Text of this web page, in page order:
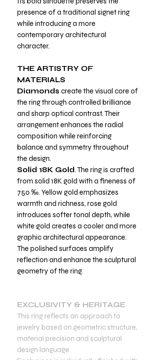
presence of a traditional signet ring
while introducing a more
contemporary architectural
character.
THE ARTISTRY OF
MATERIALS
Diamonds create the visual core of
the ring through controlled brilliance
and sharp optical contrast. Their
arrangement enhances the radial
composition while reinforcing
balance and symmetry throughout
the design.
Solid 18K Gold. The ring is crafted
from solid 18K gold with a fineness of
750 ‰. Yellow gold emphasizes
warmth and richness, rose gold
introduces softer tonal depth, while
white gold creates a cooler and more
graphic architectural appearance.
The polished surfaces amplify
reflection and enhance the sculptural
geometry of the ring.
EXCLUSIVITY & HERITAGE
This ring reflects an approach to
jewelry based on geometric structure,
material precision and sculptural
design language.